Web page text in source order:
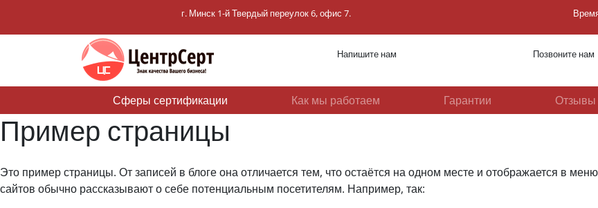
г. Минск 1-й Твердый переулок 6, офис 7.
Напишите нам Позвоните нам
Сферы сертификации Как мы работаем Гарантии Отзывы
Пример страницы
Это пример страницы. От записей в блоге она отличается тем, что остаётся на одном месте и отображается в
сайтов обычно рассказывают о себе потенциальным посетителям. Например, так: